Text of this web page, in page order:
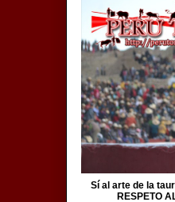
Sí al arte de la
RESPETO